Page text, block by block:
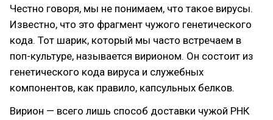
Честно говоря, мы не понимаем, что такое вирусы.
Известно, что это фрагмент чужого генетического
кода. Тот шарик, который мы часто встречаем в
поп-культуре, называется вирионом. Он состоит из
генетического кода вируса и служебных
компонентов, как правило, капсульных белков.
Вирион — всего лишь способ доставки чужой РНК